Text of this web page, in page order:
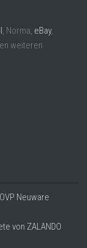
, Norma, eBay,
weiteren
Neuware
von ZALANDO